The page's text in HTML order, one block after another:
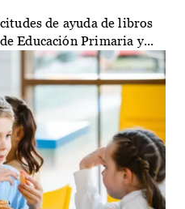
de ayuda de libros
Educación Primaria y...